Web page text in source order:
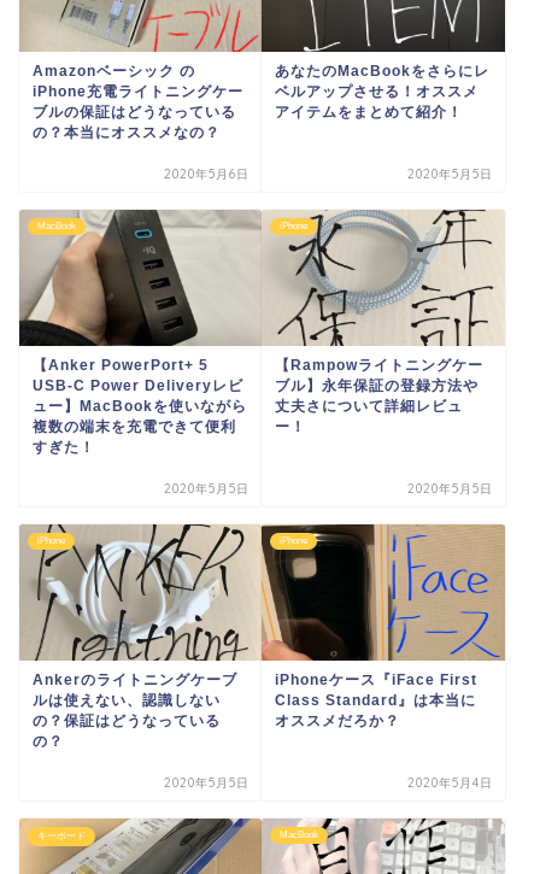
Amazonベーシック の
iPhone充電ライトニングケー
ブルの保証はどうなっている
の？本当にオススメなの？
2020年5月6日
あなたのMacBookをさらにレ
ベルアップさせる！オススメ
アイテムをまとめて紹介！
2020年5月5日
MacBook
【Anker PowerPort+ 5
USB-C Power Deliveryレビ
ュー】MacBookを使いながら
複数の端末を充電できて便利
すぎた！
2020年5月5日
iPhone
【Rampowライトニングケー
ブル】永年保証の登録方法や
丈夫さについて詳細レビュ
ー！
2020年5月5日
iPhone
Ankerのライトニングケーブ
ルは使えない、認識しない
の？保証はどうなっている
の？
2020年5月5日
iPhone
iPhoneケース『iFace First
Class Standard』は本当に
オススメだろか？
2020年5月4日
キーボード MacBook